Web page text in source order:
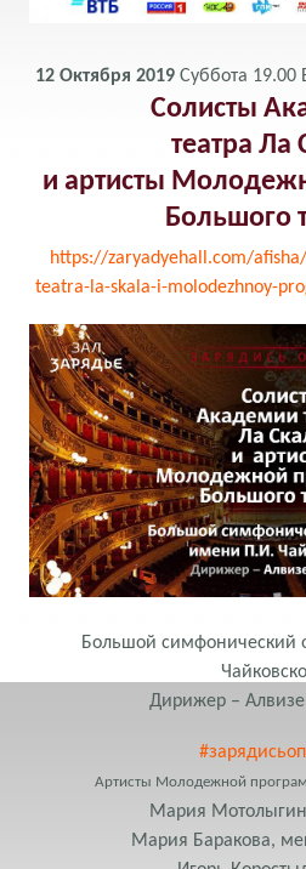
12 Октября 2019 Суббота 19.00
Солисты
театра Ла
и артисты
Большого
https://zaryadyehall.com/
teatra-la-skala-i-molodezhnoy-
Большой симфонический
Дирижер – Алвизе
Артисты Молодежной
Мария
Мария Баракова,